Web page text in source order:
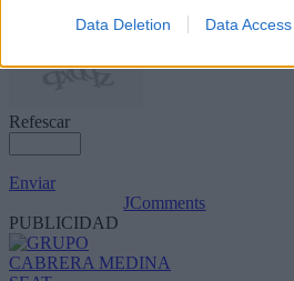
Data Deletion Data Access
Refescar
Enviar
JComments
PUBLICIDAD